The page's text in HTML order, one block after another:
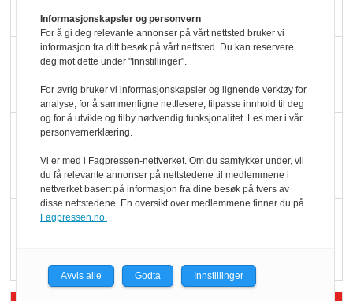
Potetball, kylling og 98
oktan
KBS-bransjen i
endring: Stadig større
serveringstilbud
Informasjonskapsler og personvern
For å gi deg relevante annonser på vårt nettsted bruker vi
informasjon fra ditt besøk på vårt nettsted. Du kan reservere
deg mot dette under "Innstillinger".
For øvrig bruker vi informasjonskapsler og lignende verktøy for
analyse, for å sammenligne nettlesere, tilpasse innhold til deg
og for å utvikle og tilby nødvendig funksjonalitet. Les mer i vår
personvernerklæring.
Vi er med i Fagpressen-nettverket. Om du samtykker under, vil
du få relevante annonser på nettstedene til medlemmene i
nettverket basert på informasjon fra dine besøk på tvers av
disse nettstedene. En oversikt over medlemmene finner du på
Fagpressen.no.
Avvis alle Godta Innstillinger